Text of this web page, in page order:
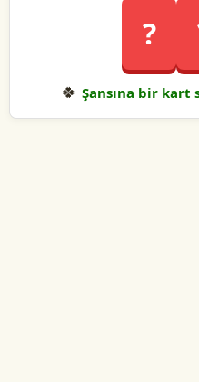
?
🍀 Şansına bir kart